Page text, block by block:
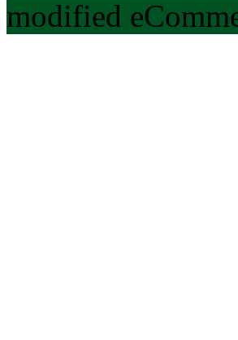
modified